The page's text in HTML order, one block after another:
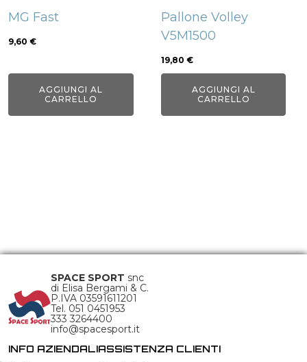
MG Fast
9,60 €
AGGIUNGI AL
CARRELLO
Pallone Volley
V5M1500
19,80 €
AGGIUNGI AL
CARRELLO
SPACE SPORT snc
di Elisa Bergami & C.
P.IVA 03591611201
Tel. 051 0451953
333 3264400
info@spacesport.it
INFO AZIENDALIASSISTENZA CLIENTI